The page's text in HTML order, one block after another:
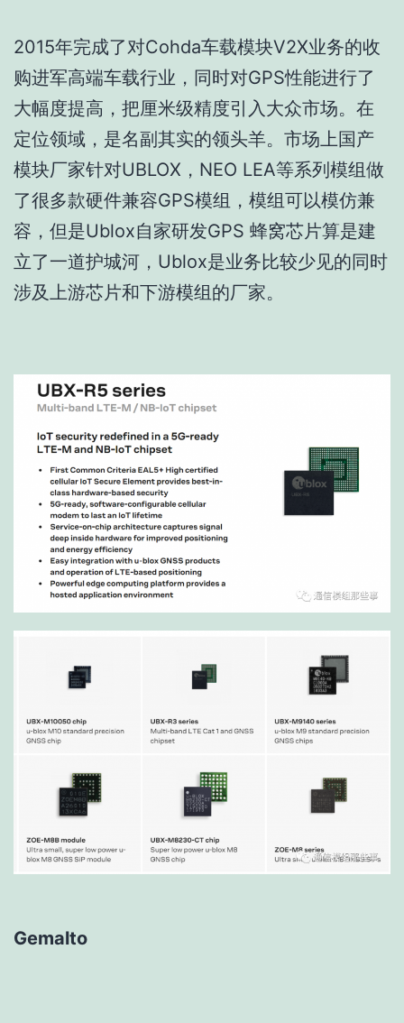
2015年完成了对Cohda车载模块V2X业务的收
购进军高端车载行业，同时对GPS性能进行了
大幅度提高，把厘米级精度引入大众市场。在
定位领域，是名副其实的领头羊。市场上国产
模块厂家针对UBLOX，NEO LEA等系列模组做
了很多款硬件兼容GPS模组，模组可以模仿兼
容，但是Ublox自家研发GPS 蜂窝芯片算是建
立了一道护城河，Ublox是业务比较少见的同时
涉及上游芯片和下游模组的厂家。
Gemalto